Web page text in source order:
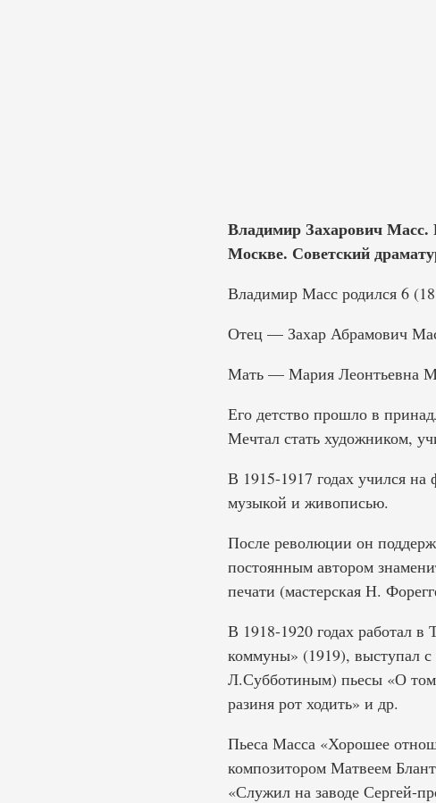
Владимир Захарович Масс.
Москве. Советский
Владимир Масс родился 6
Отец — Захар Абрамович
Мать — Мария Леонтьевна
Его детство прошло в
Мечтал стать художником,
В 1915-1917 годах учился
музыкой и живописью.
После революции он
постоянным автором
печати (мастерская Н.
В 1918-1920 годах работал
коммуны» (1919), выступал
Л.Субботиным) пьесы «О
разиня рот ходить» и др.
Пьеса Масса «Хорошее
композитором Матвеем
«Служил на заводе Сергей-